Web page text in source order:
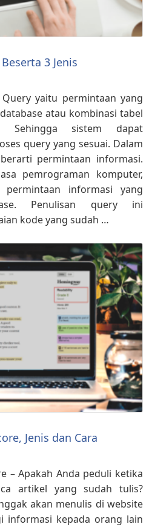
3 Jenis
yaitu permintaan yang
atau kombinasi tabel
Sehingga sistem dapat
query yang sesuai. Dalam
permintaan informasi.
pemrograman komputer,
informasi yang
Penulisan query ini
kode yang sudah …
Jenis dan Cara
– Apakah Anda peduli ketika
artikel yang sudah tulis?
akan menulis di website
informasi kepada orang lain